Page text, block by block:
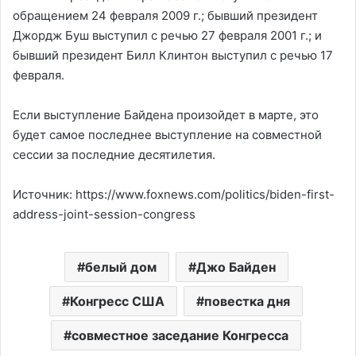
обращением 24 февраля 2009 г.; бывший президент
Джордж Буш выступил с речью 27 февраля 2001 г.; и
бывший президент Билл Клинтон выступил с речью 17
февраля.
Если выступление Байдена произойдет в марте, это
будет самое последнее выступление на совместной
сессии за последние десятилетия.
Источник: https://www.foxnews.com/politics/biden-first-
address-joint-session-congress
белый дом Джо Байден
Конгресс США повестка дня
совместное заседание Конгресса